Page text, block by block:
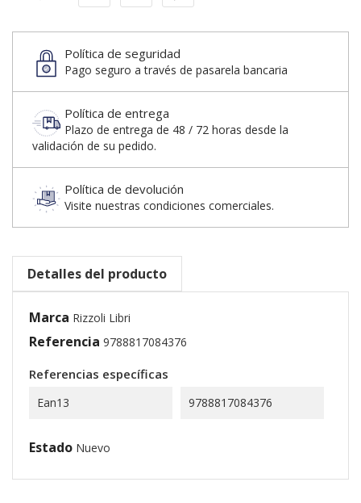
Política de seguridad
Pago seguro a través de pasarela bancaria
Política de entrega
Plazo de entrega de 48 / 72 horas desde la
validación de su pedido.
Política de devolución
Visite nuestras condiciones comerciales.
Detalles del producto
Marca Rizzoli Libri
Referencia 9788817084376
Referencias específicas
Ean13 9788817084376
Estado Nuevo